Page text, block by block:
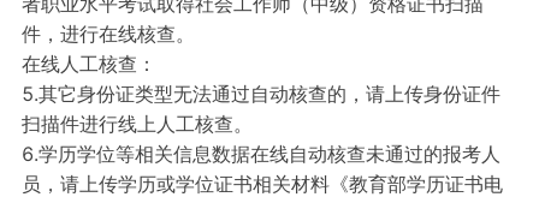
件，进行在线核查。
在线人工核查：
5.其它身份证类型无法通过自动核查的，请上传身份证件
扫描件进行线上人工核查。
6.学历学位等相关信息数据在线自动核查未通过的报考人
员，请上传学历或学位证书相关材料《教育部学历证书电